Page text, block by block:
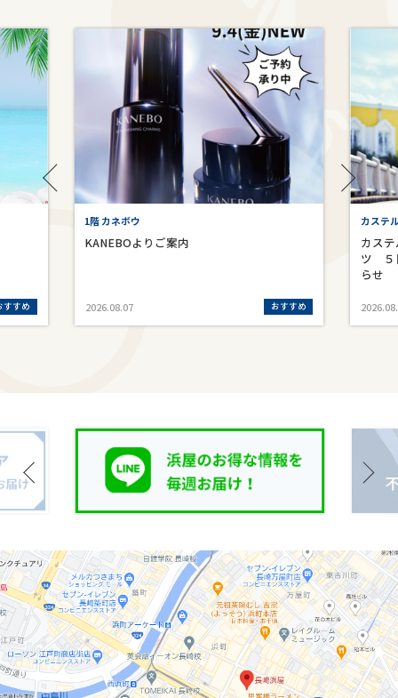
すすめ
1階 カネボウ
KANEBOよりご案内
2026.08.07 おすすめ
カステ
カス
ツ ５
らせ